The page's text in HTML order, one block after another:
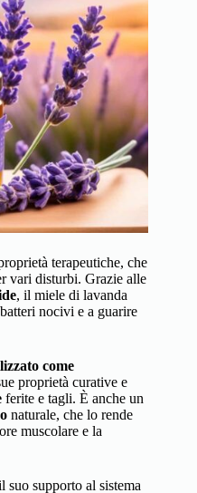
terapeutiche, che
vari disturbi. Grazie alle
, il miele di lavanda
nocivi e a guarire
come
proprietà curative e
ferite e tagli. È anche un
naturale, che lo rende
muscolare e la
suo supporto al sistema